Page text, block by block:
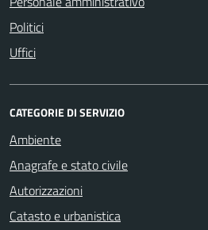
Politici
Uffici
CATEGORIE DI SERVIZIO
Ambiente
Anagrafe e stato civile
Autorizzazioni
Catasto e urbanistica